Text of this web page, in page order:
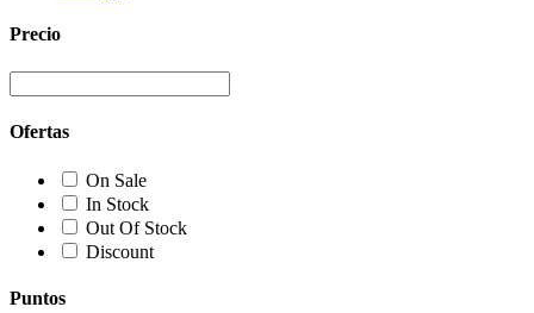
Precio
Ofertas
On Sale
In Stock
Out Of Stock
Discount
Puntos